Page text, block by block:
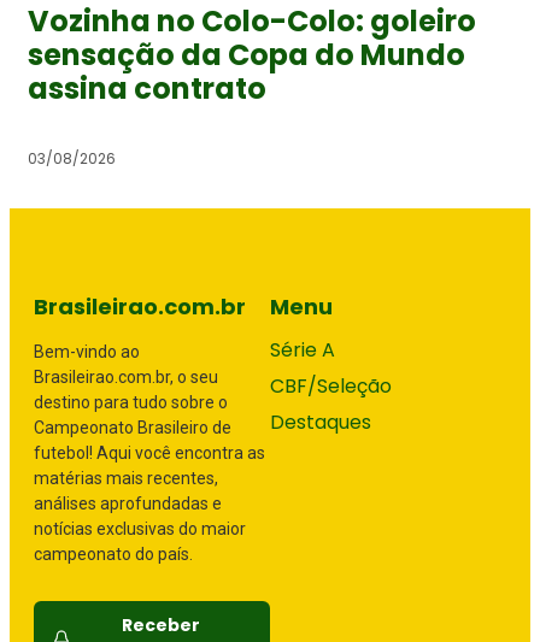
Vozinha no Colo-Colo: goleiro
sensação da Copa do Mundo
assina contrato
03/08/2026
Brasileirao.com.br
Bem-vindo ao
Brasileirao.com.br, o seu
destino para tudo sobre o
Campeonato Brasileiro de
futebol! Aqui você encontra as
matérias mais recentes,
análises aprofundadas e
notícias exclusivas do maior
campeonato do país.
Receber
Menu
Série A
CBF/Seleção
Destaques